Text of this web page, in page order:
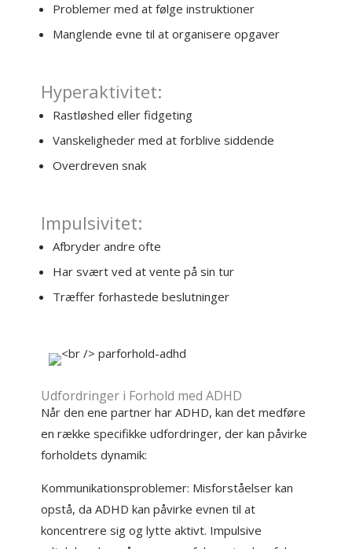
Problemer med at følge instruktioner
Manglende evne til at organisere opgaver
Hyperaktivitet:
Rastløshed eller fidgeting
Vanskeligheder med at forblive siddende
Overdreven snak
Impulsivitet:
Afbryder andre ofte
Har svært ved at vente på sin tur
Træffer forhastede beslutninger
Udfordringer i Forhold med ADHD
Når den ene partner har ADHD, kan det medføre
en række specifikke udfordringer, der kan påvirke
forholdets dynamik:
Kommunikationsproblemer: Misforståelser kan
opstå, da ADHD kan påvirke evnen til at
koncentrere sig og lytte aktivt. Impulsive